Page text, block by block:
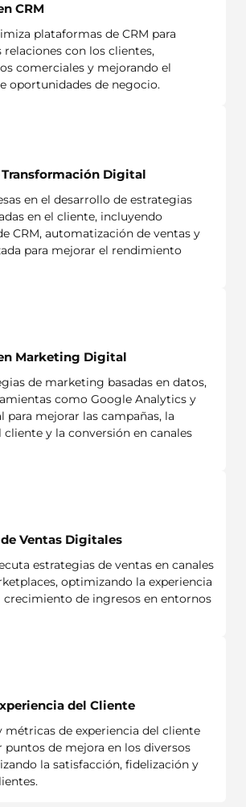
CRM
plataformas de CRM para
con los clientes,
comerciales y mejorando el
oportunidades de negocio.
Digital
en el desarrollo de estrategias
en el cliente, incluyendo
CRM, automatización de ventas y
para mejorar el rendimiento
Marketing Digital
de marketing basadas en datos,
como Google Analytics y
mejorar las campañas, la
cliente y la conversión en canales
Ventas Digitales
estrategias de ventas en canales
optimizando la experiencia
crecimiento de ingresos en entornos
del Cliente
métricas de experiencia del cliente
puntos de mejora en los diversos
la satisfacción, fidelización y